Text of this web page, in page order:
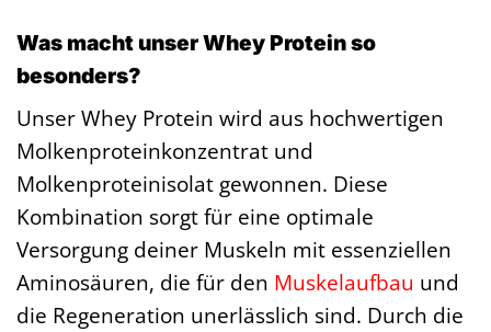
Was macht unser Whey Protein so
besonders?
Unser Whey Protein wird aus hochwertigen
Molkenproteinkonzentrat und
Molkenproteinisolat gewonnen. Diese
Kombination sorgt für eine optimale
Versorgung deiner Muskeln mit essenziellen
Aminosäuren, die für den Muskelaufbau und
die Regeneration unerlässlich sind. Durch die